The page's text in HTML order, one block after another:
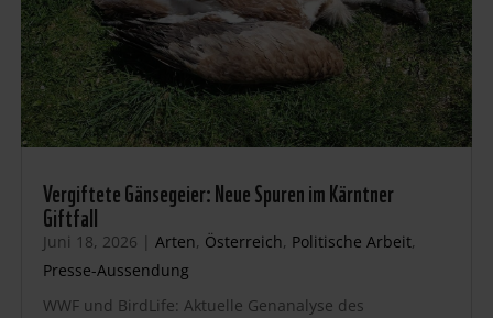
Vergiftete Gänsegeier: Neue Spuren im Kärntner
Giftfall
Juni 18, 2026 | Arten, Österreich, Politische Arbeit,
Presse-Aussendung
WWF und BirdLife: Aktuelle Genanalyse des